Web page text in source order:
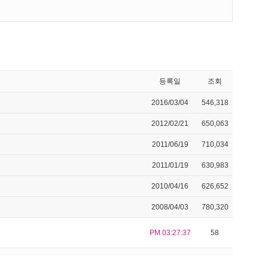
등록일 조회
2016/03/04 546,318
2012/02/21 650,063
2011/06/19 710,034
2011/01/19 630,983
2010/04/16 626,652
2008/04/03 780,320
PM 03:27:37 58